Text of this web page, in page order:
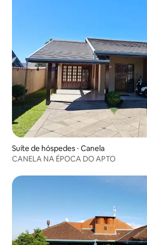
Suíte de hóspedes ⋅ Canela
CANELA NA ÉPOCA DO APTO